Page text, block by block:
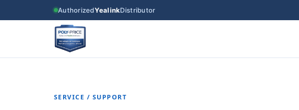
AuthorizedYealinkDistributor
SERVICE / SUPPORT